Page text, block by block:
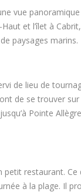
vue
et l’îlet à
paysages marins.
de lieu de
de se trouver
Pointe
petit restaurant.
à la plage. Il